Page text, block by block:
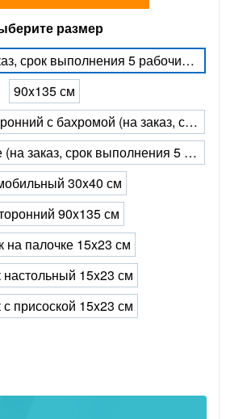
размер
140x210 см (на заказ, срок выполнения 5 рабочих дней)
90x135 см
90х135 см двухсторонний с бахромой (на заказ, срок выполнения 5 рабочих дней)
90х135 см на сетке (на заказ, срок выполнения 5 рабочих дней)
30x40 см
90x135 см
на палочке 15x23 см
15x23 см
присоской 15x23 см